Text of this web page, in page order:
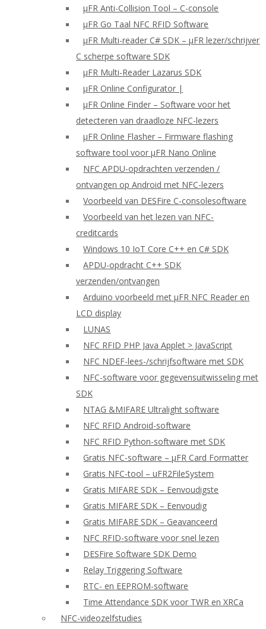
μFR Anti-Collision Tool – C-console
μFR Go Taal NFC RFID Software
μFR Multi-reader C# SDK – μFR lezer/schrijver
C scherpe software SDK
μFR Multi-Reader Lazarus SDK
μFR Online Configurator |
μFR Online Finder – Software voor het
detecteren van draadloze NFC-lezers
μFR Online Flasher – Firmware flashing
software tool voor μFR Nano Online
NFC APDU-opdrachten verzenden /
ontvangen op Android met NFC-lezers
Voorbeeld van DESFire C-consolesoftware
Voorbeeld van het lezen van NFC-
creditcards
Windows 10 IoT Core C++ en C# SDK
APDU-opdracht C++ SDK
verzenden/ontvangen
Arduino voorbeeld met μFR NFC Reader en
LCD display
LUNAS
NFC RFID PHP Java Applet > JavaScript
NFC NDEF-lees-/schrijfsoftware met SDK
NFC-software voor gegevensuitwisseling met
SDK
NTAG &MIFARE Ultralight software
NFC RFID Android-software
NFC RFID Python-software met SDK
Gratis NFC-software – μFR Card Formatter
Gratis NFC-tool – uFR2FileSystem
Gratis MIFARE SDK – Eenvoudigste
Gratis MIFARE SDK – Eenvoudig
Gratis MIFARE SDK – Geavanceerd
NFC RFID-software voor snel lezen
DESFire Software SDK Demo
Relay Triggering Software
RTC- en EEPROM-software
Time Attendance SDK voor TWR en XRCa
NFC-videozelfstudies